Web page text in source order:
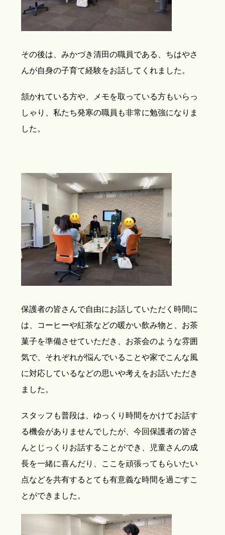
その後は、みかづき清田の職員である、ちはやさ
んが自身の子育て経験をお話してくれました。
頷かれている方や、メモを取っている方もいらっ
しゃり、私たち発寒の職員も非常に勉強になりま
した。
保護者の皆さんで自由にお話していただく時間に
は、コーヒーや紅茶などの暖かい飲み物と、お茶
菓子を準備させていただき、お茶会のような雰囲
気で、それぞれが悩んでいることや家でこんな風
に対応しているなどの思いや考えをお話いただき
ました。
スタッフも普段は、ゆっくり時間をかけてお話す
る機会がありませんでしたが、今回保護者の皆さ
んとじっくりお話することができ、児童さんの成
長を一緒に喜んだり、ここを頑張ってもらいたい
点などを共有するとても有意義な時間を過ごすこ
とができました。